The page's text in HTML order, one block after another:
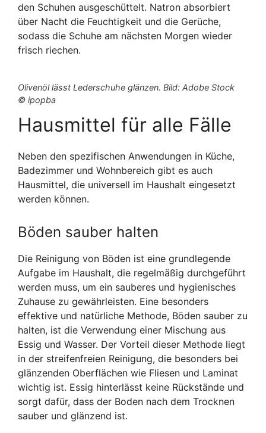
den Schuhen ausgeschüttelt. Natron absorbiert
über Nacht die Feuchtigkeit und die Gerüche,
sodass die Schuhe am nächsten Morgen wieder
frisch riechen.
Olivenöl lässt Lederschuhe glänzen. Bild: Adobe Stock
© ipopba
Hausmittel für alle Fälle
Neben den spezifischen Anwendungen in Küche,
Badezimmer und Wohnbereich gibt es auch
Hausmittel, die universell im Haushalt eingesetzt
werden können.
Böden sauber halten
Die Reinigung von Böden ist eine grundlegende
Aufgabe im Haushalt, die regelmäßig durchgeführt
werden muss, um ein sauberes und hygienisches
Zuhause zu gewährleisten. Eine besonders
effektive und natürliche Methode, Böden sauber zu
halten, ist die Verwendung einer Mischung aus
Essig und Wasser. Der Vorteil dieser Methode liegt
in der streifenfreien Reinigung, die besonders bei
glänzenden Oberflächen wie Fliesen und Laminat
wichtig ist. Essig hinterlässt keine Rückstände und
sorgt dafür, dass der Boden nach dem Trocknen
sauber und glänzend ist.